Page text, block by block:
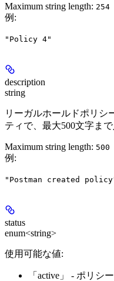
Maximum string length: 254
例 :
"Policy 4"
description
string
リーガルホールドポリシ
ティで、最大500文字まで
Maximum string length: 500
例 :
"Postman created
status
enum<string>
使用可能な値:
「active」 - ポリシ